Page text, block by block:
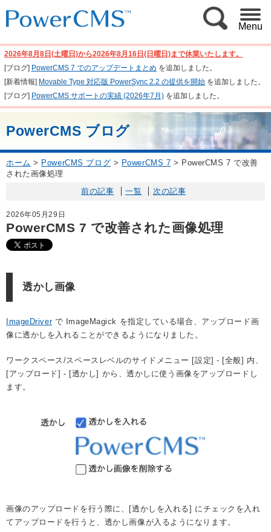
Menu
2026年8月8日(土曜日)から2026年8月16日(日曜日)まで休業いたします。
[ブログ] PowerCMS 7 でのアップデートまとめ を追加しました。
[新着情報] Movable Type 対応版 PowerSync 2.2 の提供を開始を追加しました。
[ブログ] PowerCMS サポートの実績 (2026年7月)を追加しました。
PowerCMS ブログ
ホーム > PowerCMS ブログ > PowerCMS 7 > PowerCMS 7 で改善
された画像処理
前の記事 一覧 次の記事
2026年05月29日
PowerCMS 7 で改善された画像処理
透かし画像
ImageDriverで ImageMagick を指定している場合、アップロード画
像に透かしを入れることができるようになりました。
ワークスペース/スペースレベルのサイドメニュー [設定] - [全般] 内、
[アップロード] - [透かし] から、透かしに使う画像をアップロードし
ます。
画像のアップロードを行う際に、[透かしを入れる] にチェックを入れ
てアップロードを行うと、透かし画像が入るようになります。